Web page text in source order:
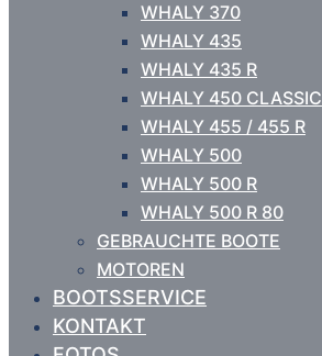
WHALY 370
WHALY 435
WHALY 435 R
WHALY 450 CLASSIC
WHALY 455 / 455 R
WHALY 500
WHALY 500 R
WHALY 500 R 80
GEBRAUCHTE BOOTE
MOTOREN
BOOTSSERVICE
KONTAKT